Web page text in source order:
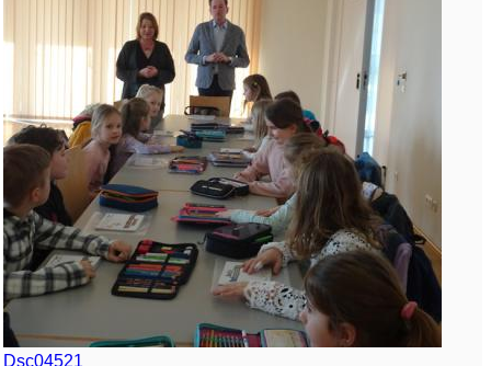
Dsc04521